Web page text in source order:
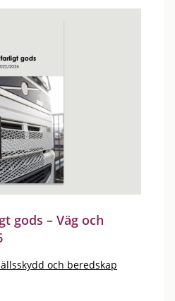
gods – Väg och
och beredskap